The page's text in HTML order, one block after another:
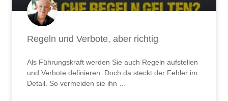
Regeln und Verbote, aber richtig
Als Führungskraft werden Sie auch Regeln aufstellen
und Verbote definieren. Doch da steckt der Fehler im
Detail. So vermeiden sie ihn …